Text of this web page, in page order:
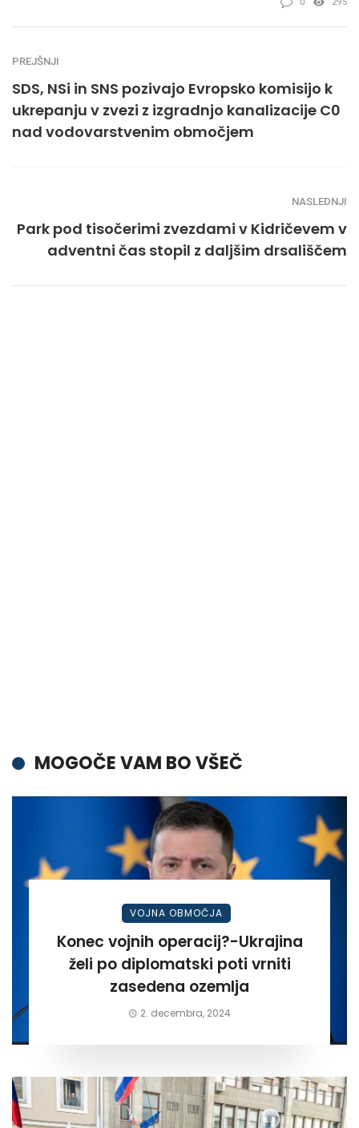
0 295
PREJŠNJI
SDS, NSi in SNS pozivajo Evropsko komisijo k
ukrepanju v zvezi z izgradnjo kanalizacije C0
nad vodovarstvenim območjem
NASLEDNJI
Park pod tisočerimi zvezdami v Kidričevem v
adventni čas stopil z daljšim drsališčem
MOGOČE VAM BO VŠEČ
VOJNA OBMOČJA
Konec vojnih operacij?-Ukrajina
želi po diplomatski poti vrniti
zasedena ozemlja
2. decembra, 2024